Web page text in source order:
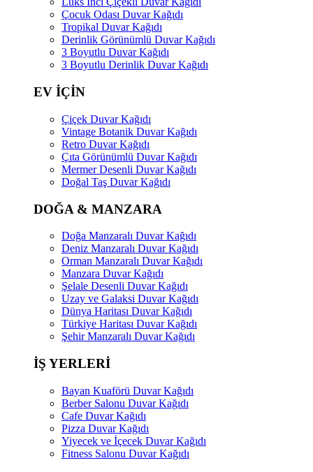
Çocuk Odası Duvar Kağıdı
Tropikal Duvar Kağıdı
Derinlik Görünümlü Duvar Kağıdı
3 Boyutlu Duvar Kağıdı
3 Boyutlu Derinlik Duvar Kağıdı
EV İÇİN
Çiçek Duvar Kağıdı
Vintage Botanik Duvar Kağıdı
Retro Duvar Kağıdı
Çıta Görünümlü Duvar Kağıdı
Mermer Desenli Duvar Kağıdı
Doğal Taş Duvar Kağıdı
DOĞA & MANZARA
Doğa Manzaralı Duvar Kağıdı
Deniz Manzaralı Duvar Kağıdı
Orman Manzaralı Duvar Kağıdı
Manzara Duvar Kağıdı
Şelale Desenli Duvar Kağıdı
Uzay ve Galaksi Duvar Kağıdı
Dünya Haritası Duvar Kağıdı
Türkiye Haritası Duvar Kağıdı
Şehir Manzaralı Duvar Kağıdı
İŞ YERLERİ
Bayan Kuaförü Duvar Kağıdı
Berber Salonu Duvar Kağıdı
Cafe Duvar Kağıdı
Pizza Duvar Kağıdı
Yiyecek ve İçecek Duvar Kağıdı
Fitness Salonu Duvar Kağıdı